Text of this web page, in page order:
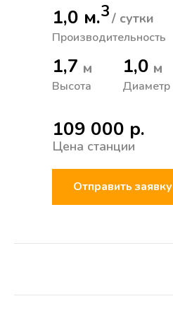
Отправить заявку
109 000 р.
Цена станции
1,0
Диаметр
м
1,7
Высота
м
1,0 м.3
Производительность
/ сутки